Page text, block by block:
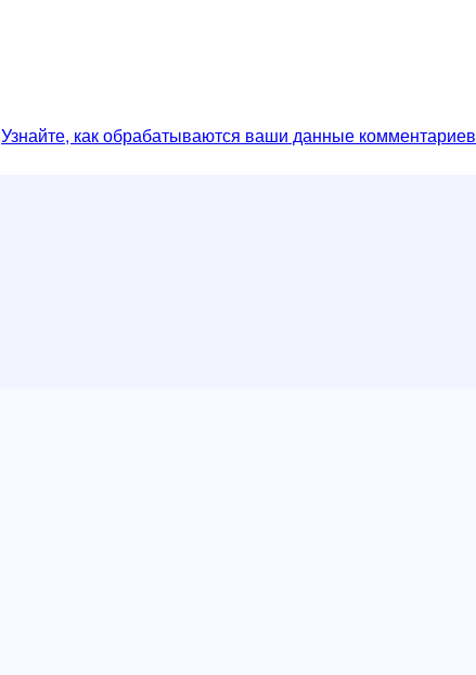
Узнайте, как обрабатываются ваши данные комментариев